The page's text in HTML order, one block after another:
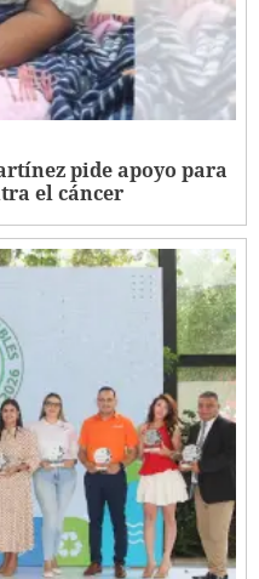
pide apoyo para
el cáncer